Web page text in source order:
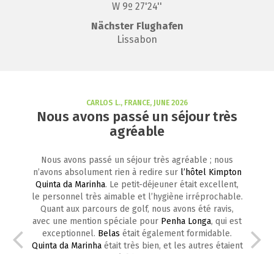
W 9º 27'24''
Nächster Flughafen
Lissabon
CARLOS L., FRANCE, JUNE 2026
Nous avons passé un séjour très
agréable
Nous avons passé un séjour très agréable ; nous
n’avons absolument rien à redire sur l’hôtel Kimpton
Quinta da Marinha. Le petit-déjeuner était excellent,
le personnel très aimable et l’hygiène irréprochable.
Quant aux parcours de golf, nous avons été ravis,
avec une mention spéciale pour Penha Longa, qui est
exceptionnel. Belas était également formidable.
Quinta da Marinhaétait très bien, et les autres étaient